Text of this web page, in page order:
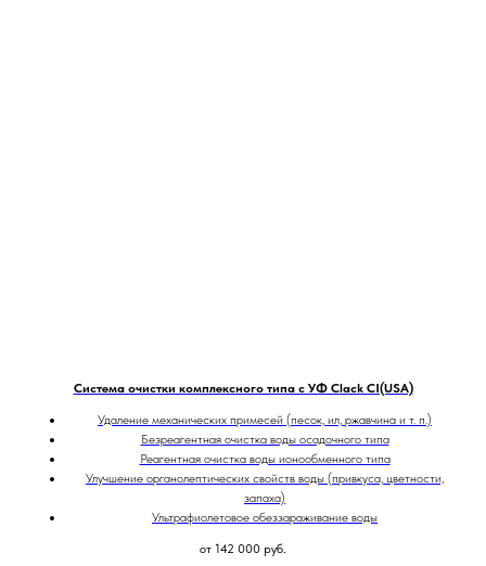
Система очистки комплексного типа с УФ Clack CI(USA)
Удаление механических примесей (песок, ил, ржавчина и т. п.)
Безреагентная очистка воды осадочного типа
Реагентная очистка воды ионообменного типа
Улучшение органолептических свойств воды (привкуса, цветности,
запаха)
Ультрафиолетовое обеззараживание воды
от 142 000 руб.